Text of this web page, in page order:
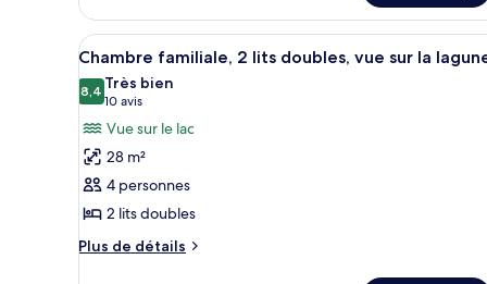
lits
doubles,
vue
sur
ville
classique,
lits
vue
sur
la
ville
Afficher
toutes
les
photos
pour
ce
type
de
chambre :
Une chambre d’hôtel avec
7
Chambre familiale, 2 lits doubles, vue sur la
8,48,4 sur 10
Très bien
10 avis
(10 avis)
Vue sur le lac
28 m²
4 personnes
2 lits doubles
Plus de détails
Plus